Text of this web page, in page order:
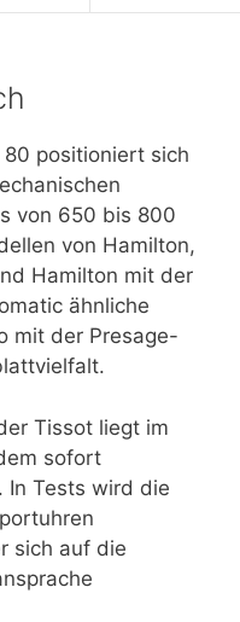
80 positioniert sich
von 650 bis 800
von Hamilton,
Hamilton mit der
ähnliche
mit der Presage-
Tissot liegt im
sofort
In Tests wird die
sich auf die